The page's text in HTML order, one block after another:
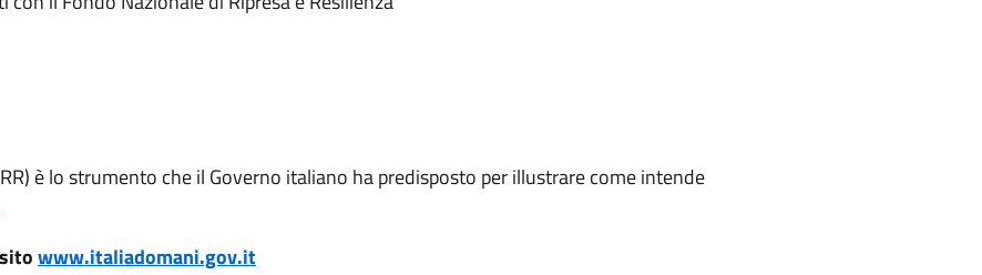
è lo strumento che il Governo italiano ha predisposto per illustrare come intende
www.italiadomani.gov.it